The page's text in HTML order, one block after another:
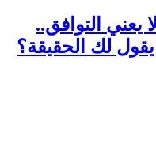
يعني التوافق..
لك الحقيقة؟